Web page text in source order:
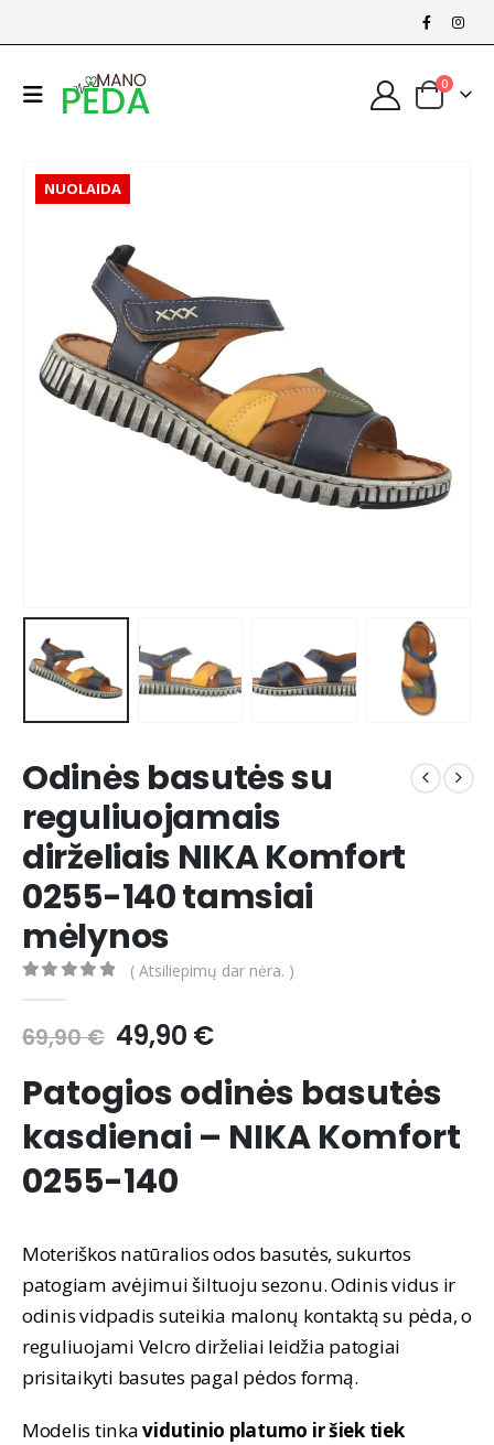
0
NUOLAIDA
Odinės basutės su
reguliuojamais
dirželiais NIKA Komfort
0255-140 tamsiai
mėlynos
( Atsiliepimų dar nėra. )
69,90€ Original
was:
69,90 €.
49,90 €Current
is:
49,90 €.
Patogios odinės basutės
kasdienai – NIKA Komfort
0255-140
Moteriškos natūralios odos basutės, sukurtos
patogiam avėjimui šiltuoju sezonu. Odinis vidus ir
odinis vidpadis suteikia malonų kontaktą su pėda, o
reguliuojami Velcro dirželiai leidžia patogiai
prisitaikyti basutes pagal pėdos formą.
Modelis tinkavidutinio platumo ir šiek tiek